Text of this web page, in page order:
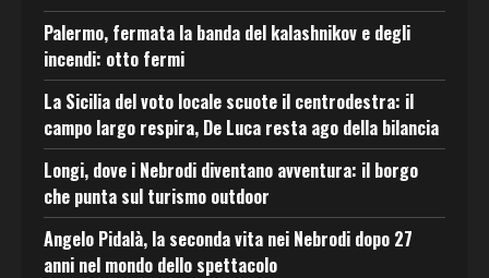
Palermo, fermata la banda del kalashnikov e degli
incendi: otto fermi
La Sicilia del voto locale scuote il centrodestra: il
campo largo respira, De Luca resta ago della bilancia
Longi, dove i Nebrodi diventano avventura: il borgo
che punta sul turismo outdoor
Angelo Pidalà, la seconda vita nei Nebrodi dopo 27
anni nel mondo dello spettacolo